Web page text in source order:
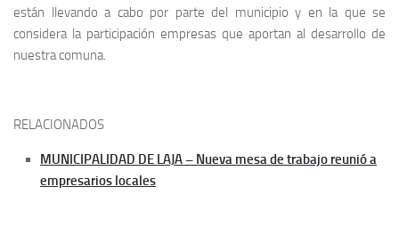
están llevando a cabo por parte del municipio y en la que se
considera la participación empresas que aportan al desarrollo de
nuestra comuna.
RELACIONADOS
MUNICIPALIDAD DE LAJA – Nueva mesa de trabajo reunió a
empresarios locales